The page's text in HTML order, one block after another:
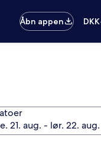
Åbn appen
DKK